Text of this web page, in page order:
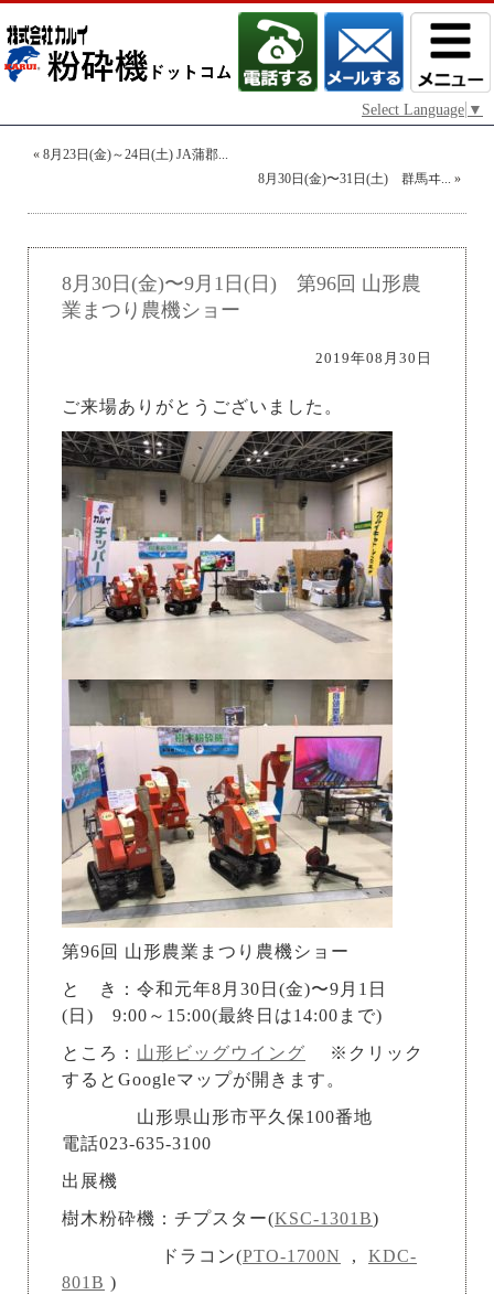
Select Language ▼
« 8月23日(金)～24日(土) JA蒲郡...
8月30日(金)〜31日(土) 群馬ヰ... »
8月30日(金)〜9月1日(日) 第96回 山形農
業まつり農機ショー
2019年08月30日
ご来場ありがとうございました。
第96回 山形農業まつり農機ショー
と き：令和元年8月30日(金)〜9月1日
(日) 9:00～15:00(最終日は14:00まで)
ところ： 山形ビッグウイング ※クリック
するとGoogleマップが開きます。
山形県山形市平久保100番地
電話023-635-3100
出展機
樹木粉砕機：チプスター(KSC-1301B)
ドラコン(PTO-1700N , KDC-
801B )